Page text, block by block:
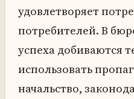
удовлетворяет
потребителей. В
успеха добиваются
использовать
начальство,